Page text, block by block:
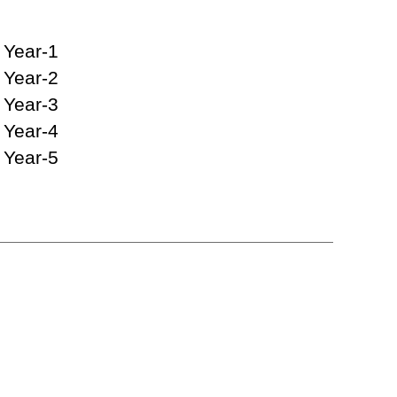
1-BATMAN IPTV 1 Year
2-BIGO IPTV 1 Year
3-ALEX PTV 1 Year
4-SHOWSAT PTV 1 Year
5-MYBOX PTV 1 Year